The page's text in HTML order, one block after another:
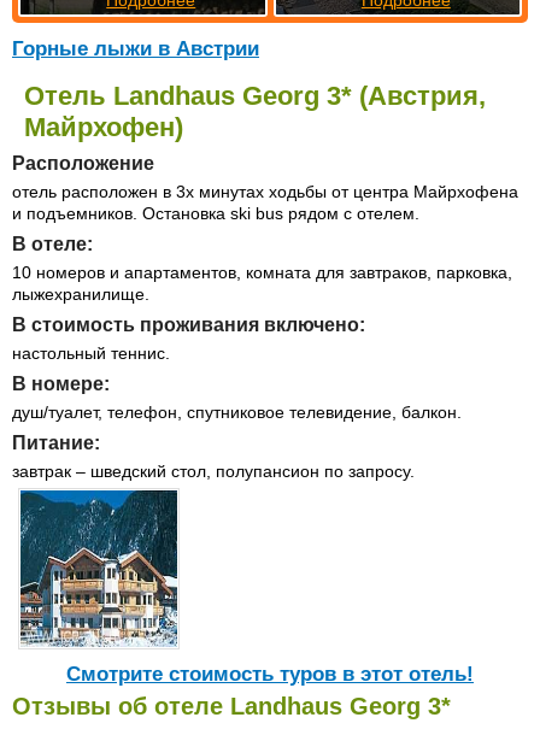
Горные лыжи в Австрии
Отель Landhaus Georg 3* (Австрия,
Майрхофен)
Расположение
отель расположен в 3х минутах ходьбы от центра Майрхофена
и подъемников. Остановка ski bus рядом с отелем.
В отеле:
10 номеров и апартаментов, комната для завтраков, парковка,
лыжехранилище.
В стоимость проживания включено:
настольный теннис.
В номере:
душ/туалет, телефон, спутниковое телевидение, балкон.
Питание:
завтрак – шведский стол, полупансион по запросу.
Cмотрите стоимость туров в этот отель!
Отзывы об отеле Landhaus Georg 3*